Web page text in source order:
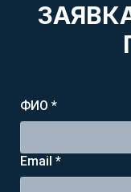
ФИО *
Email *